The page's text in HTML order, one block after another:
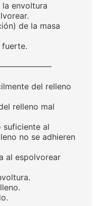
envoltura
de la masa
fuerte.
del relleno
relleno mal
suficiente al
no se adhieren
al espolvorear